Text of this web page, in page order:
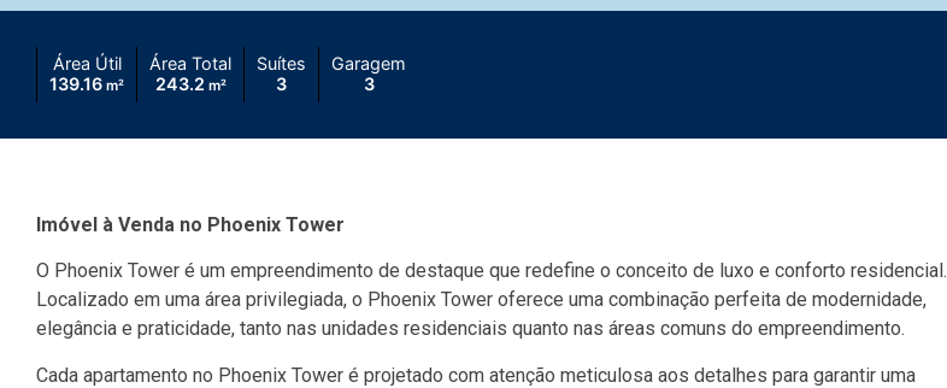
Área Útil
139.16 m²
Área Total
243.2 m²
Suítes
3
Garagem
3
Imóvel à Venda no Phoenix Tower
O Phoenix Tower é um empreendimento de destaque que redefine o conceito de luxo e conforto residencial.
Localizado em uma área privilegiada, o Phoenix Tower oferece uma combinação perfeita de modernidade,
elegância e praticidade, tanto nas unidades residenciais quanto nas áreas comuns do empreendimento.
Cada apartamento no Phoenix Tower é projetado com atenção meticulosa aos detalhes para garantir uma